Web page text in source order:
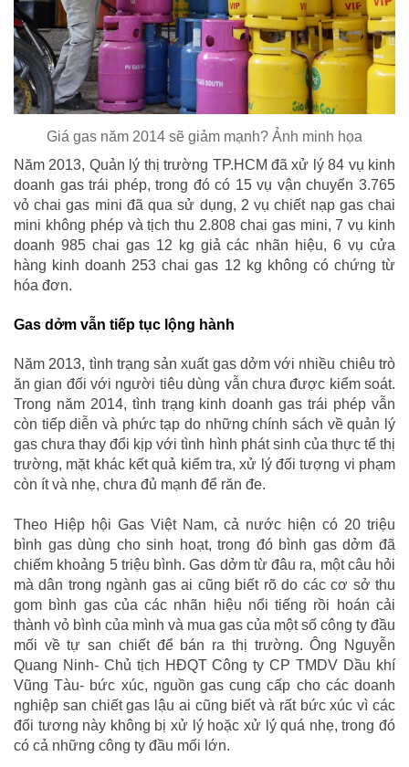
Giá gas năm 2014 sẽ giảm mạnh? Ảnh minh họa
Năm 2013, Quản lý thị trường TP.HCM đã xử lý 84 vụ kinh
doanh gas trái phép, trong đó có 15 vụ vận chuyển 3.765
vỏ chai gas mini đã qua sử dụng, 2 vụ chiết nạp gas chai
mini không phép và tịch thu 2.808 chai gas mini, 7 vụ kinh
doanh 985 chai gas 12 kg giả các nhãn hiệu, 6 vụ cửa
hàng kinh doanh 253 chai gas 12 kg không có chứng từ
hóa đơn.
Gas dởm vẫn tiếp tục lộng hành
Năm 2013, tình trạng sản xuất gas dởm với nhiều chiêu trò
ăn gian đối với người tiêu dùng vẫn chưa được kiểm soát.
Trong năm 2014, tình trạng kinh doanh gas trái phép vẫn
còn tiếp diễn và phức tạp do những chính sách về quản lý
gas chưa thay đổi kịp với tình hình phát sinh của thực tế thị
trường, mặt khác kết quả kiểm tra, xử lý đối tượng vi phạm
còn ít và nhẹ, chưa đủ mạnh để răn đe.
Theo Hiệp hội Gas Việt Nam, cả nước hiện có 20 triệu
bình gas dùng cho sinh hoạt, trong đó bình gas dởm đã
chiếm khoảng 5 triệu bình. Gas dởm từ đâu ra, một câu hỏi
mà dân trong ngành gas ai cũng biết rõ do các cơ sở thu
gom bình gas của các nhãn hiệu nổi tiếng rồi hoán cải
thành vỏ bình của mình và mua gas của một số công ty đầu
mối về tự san chiết để bán ra thị trường. Ông Nguyễn
Quang Ninh- Chủ tịch HĐQT Công ty CP TMDV Dầu khí
Vũng Tàu- bức xúc, nguồn gas cung cấp cho các doanh
nghiệp san chiết gas lậu ai cũng biết và rất bức xúc vì các
đối tương này không bị xử lý hoặc xử lý quá nhẹ, trong đó
có cả những công ty đầu mối lớn.